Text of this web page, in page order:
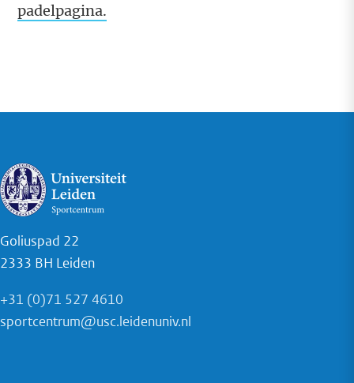
padelpagina.
Goliuspad 22
2333 BH Leiden
+31 (0)71 527 4610
sportcentrum@usc.leidenuniv.nl